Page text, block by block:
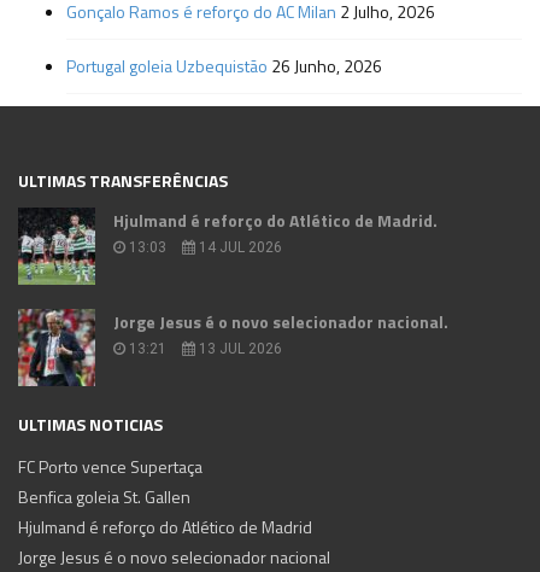
Gonçalo Ramos é reforço do AC Milan 2 Julho, 2026
Portugal goleia Uzbequistão 26 Junho, 2026
ULTIMAS TRANSFERÊNCIAS
Hjulmand é reforço do Atlético de Madrid.
13:03 14 JUL 2026
Jorge Jesus é o novo selecionador nacional.
13:21 13 JUL 2026
ULTIMAS NOTICIAS
FC Porto vence Supertaça
Benfica goleia St. Gallen
Hjulmand é reforço do Atlético de Madrid
Jorge Jesus é o novo selecionador nacional